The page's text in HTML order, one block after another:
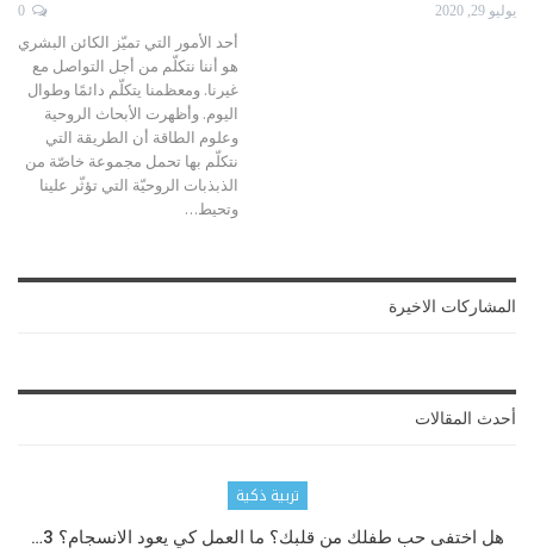
يوليو 29, 2020
أحد الأمور التي تميّز الكائن البشري
هو أننا نتكلّم من أجل التواصل مع
غيرنا. ومعظمنا يتكلّم دائمًا وطوال
اليوم. وأظهرت الأبحاث الروحية
وعلوم الطاقة أن الطريقة التي
نتكلّم بها تحمل مجموعة خاصّة من
الذبذبات الروحيّة التي تؤثّر علينا
وتحيط…
المشاركات الاخيرة
أحدث المقالات
تربية ذكية
هل اختفى حب طفلك من قلبك؟ ما العمل كي يعود الانسجام؟ 3…